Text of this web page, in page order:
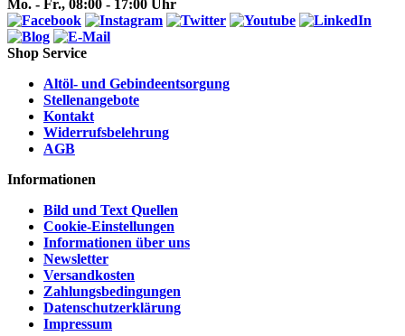
Mo. - Fr., 08:00 - 17:00 Uhr
Shop Service
Altöl- und Gebindeentsorgung
Stellenangebote
Kontakt
Widerrufsbelehrung
AGB
Informationen
Bild und Text Quellen
Cookie-Einstellungen
Informationen über uns
Newsletter
Versandkosten
Zahlungsbedingungen
Datenschutzerklärung
Impressum